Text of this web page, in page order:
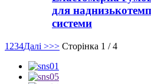
для
системи
1 234Далі >>> Сторінка 1 / 4